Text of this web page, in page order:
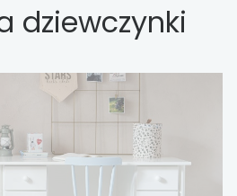
dziewczynki